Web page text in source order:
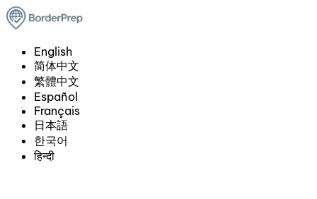
English
简体中文
繁體中文
Español
Français
日本語
한국어
हिन्दी